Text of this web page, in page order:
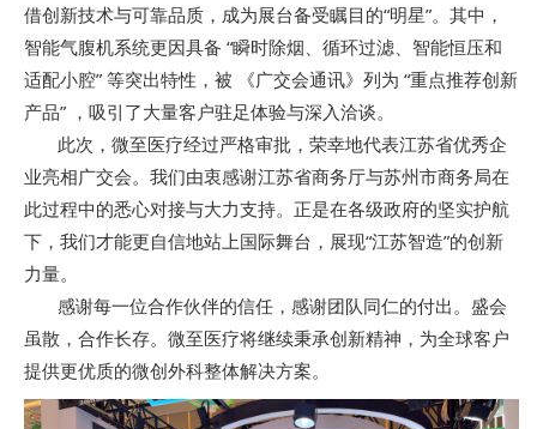
借创新技术与可靠品质，成为展台备受瞩目的“明星”。其中，
智能气腹机系统更因具备 “瞬时除烟、循环过滤、智能恒压和
适配小腔” 等突出特性，被 《广交会通讯》列为 “重点推荐创新
产品” ，吸引了大量客户驻足体验与深入洽谈。
业亮相广交会。我们由衷感谢江苏省商务厅与苏州市商务局在
此过程中的悉心对接与大力支持。正是在各级政府的坚实护航
下，我们才能更自信地站上国际舞台，展现“江苏智造”的创新
力量。
虽散，合作长存。微至医疗将继续秉承创新精神，为全球客户
提供更优质的微创外科整体解决方案。